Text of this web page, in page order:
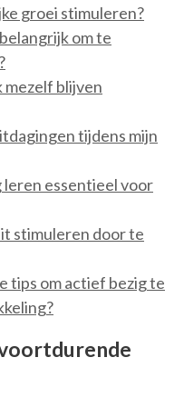
groei stimuleren?
om te
mezelf blijven
tijdens mijn
leren essentieel voor
stimuleren door te
tips om actief bezig te